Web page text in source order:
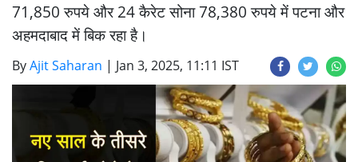
71,850 रुपये और 24 कैरेट सोना 78,380 रुपये में पटना और
अहमदाबाद में बिक रहा है।
ByAjit Saharan | Jan 3, 2025, 11:11 IST